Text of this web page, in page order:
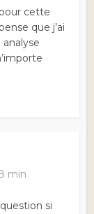
cette
que j’ai
min
si